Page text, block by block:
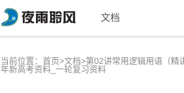
文档
当前位置： 首页>文档>第02讲常用逻辑用语（精
年新高考资料_一轮复习资料